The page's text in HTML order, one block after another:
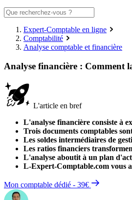
Expert-Comptable en ligne
Comptabilité
Analyse comptable et financière
Analyse financière : Comment
L'article en bref
L'analyse financière consiste à
Trois documents comptables
Les soldes intermédiaires de
Les ratios financiers
L'analyse aboutit à un plan
L-Expert-Comptable.com vous
Mon comptable dédié - 39€